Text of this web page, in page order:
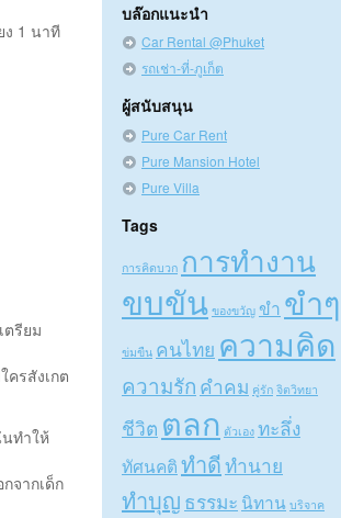
ง 1 นาที
รียม
ครสังเกต
ทําให้
จากเด็ก
บล๊อกแนะนำ
Car Rental @Phuket
รถเช่า-ที่-ภูเก็ต
ผู้สนับสนุน
Pure Car Rent
Pure Mansion Hotel
Pure Villa
Tags
การคิดบวก การทำงาน
ขบขัน ของขวัญ ขำ ขำๆ
ข่มขืน คนไทย ความคิด
ความรัก คำคม คู่รัก จิตวิทยา
ชีวิต ตลก ตัวเอง ทะลึ่ง
ทัศนคติทำดีทำนาย
ทำบุญ ธรรมะ นิทาน บริจาค